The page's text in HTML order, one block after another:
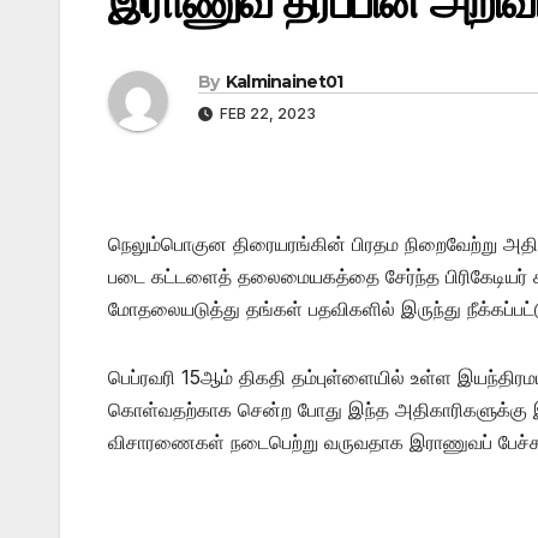
By Kalminainet01
FEB 22, 2023
நெலும்பொகுன திரையரங்கின் பிரதம நிறைவேற்று
படை கட்டளைத் தலைமையகத்தை சேர்ந்த பிரிகேடியர்
மோதலையடுத்து தங்கள் பதவிகளில் இருந்து
பெப்ரவரி 15ஆம் திகதி தம்புள்ளையில் உள்ள
கொள்வதற்காக சென்ற போது இந்த அதிகாரிகளுக்கு
விசாரணைகள் நடைபெற்று வருவதாக இராணுவப்